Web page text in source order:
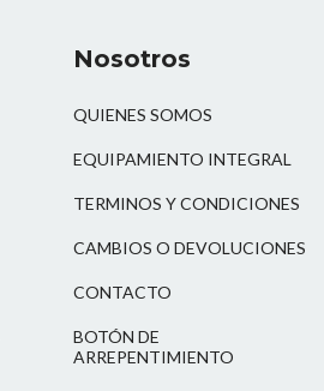
Nosotros
QUIENES SOMOS
EQUIPAMIENTO INTEGRAL
TERMINOS Y CONDICIONES
CAMBIOS O DEVOLUCIONES
CONTACTO
BOTÓN DE
ARREPENTIMIENTO